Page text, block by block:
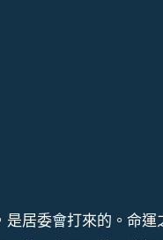
居委會打來的。命